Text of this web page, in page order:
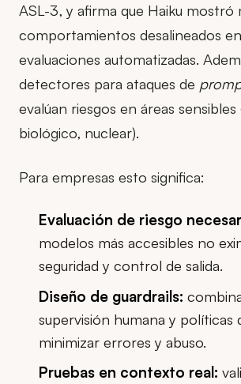
ASL-3, y afirma que Haiku mostró
comportamientos desalineados
evaluaciones automatizadas.
detectores para ataques de
evalúan riesgos en áreas sensibles
biológico, nuclear).
Para empresas esto significa:
Evaluación de riesgo
modelos más accesibles no
seguridad y control de salida.
Diseño de guardrails:
supervisión humana y políticas
minimizar errores y abuso.
Pruebas en contexto real: